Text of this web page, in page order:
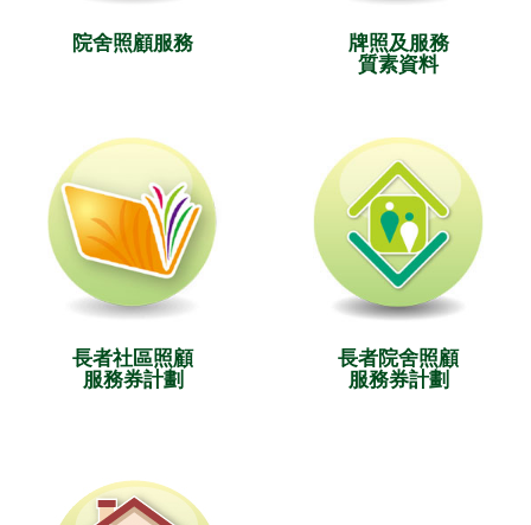
院舍照顧服務
牌照及服務
質素資料
長者社區照顧
服務券計劃
長者院舍照顧
服務券計劃